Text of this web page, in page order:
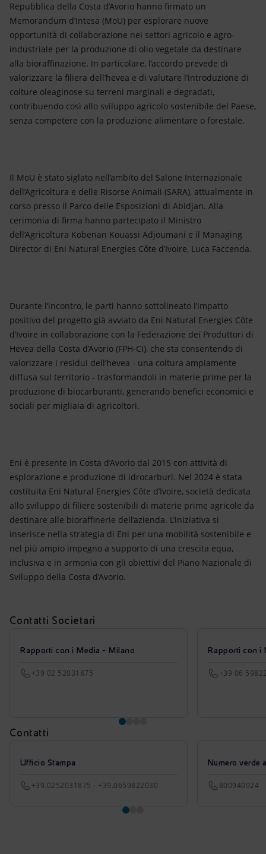
Repubblica della Costa d’Avorio hanno firmato un
Memorandum d’Intesa (MoU) per esplorare nuove
opportunità di collaborazione nei settori agricolo e agro-
industriale per la produzione di olio vegetale da destinare
alla bioraffinazione. In particolare, l’accordo prevede di
valorizzare la filiera dell’hevea e di valutare l’introduzione di
colture oleaginose su terreni marginali e degradati,
contribuendo così allo sviluppo agricolo sostenibile del Paese,
senza competere con la produzione alimentare o forestale.
Il MoU è stato siglato nell’ambito del Salone Internazionale
dell’Agricoltura e delle Risorse Animali (SARA), attualmente in
corso presso il Parco delle Esposizioni di Abidjan. Alla
cerimonia di firma hanno partecipato il Ministro
dell’Agricoltura Kobenan Kouassi Adjoumani e il Managing
Director di Eni Natural Energies Côte d’Ivoire, Luca Faccenda.
Durante l’incontro, le parti hanno sottolineato l’impatto
positivo del progetto già avviato da Eni Natural Energies Côte
d’Ivoire in collaborazione con la Federazione dei Produttori di
Hevea della Costa d’Avorio (FPH-CI), che sta consentendo di
valorizzare i residui dell’hevea - una coltura ampiamente
diffusa sul territorio - trasformandoli in materie prime per la
produzione di biocarburanti, generando benefici economici e
sociali per migliaia di agricoltori.
Eni è presente in Costa d’Avorio dal 2015 con attività di
esplorazione e produzione di idrocarburi. Nel 2024 è stata
costituita Eni Natural Energies Côte d’Ivoire, società dedicata
allo sviluppo di filiere sostenibili di materie prime agricole da
destinare alle bioraffinerie dell’azienda. L’iniziativa si
inserisce nella strategia di Eni per una mobilità sostenibile e
nel più ampio impegno a supporto di una crescita equa,
inclusiva e in armonia con gli obiettivi del Piano Nazionale di
Sviluppo della Costa d’Avorio.
Contatti Societari
Rapporti con i Media - Milano
+39 02 52031875
Rapporti con i
+39 06
Contatti
Ufficio Stampa
+39.0252031875 - +39.0659822030
Numero verde
800940924